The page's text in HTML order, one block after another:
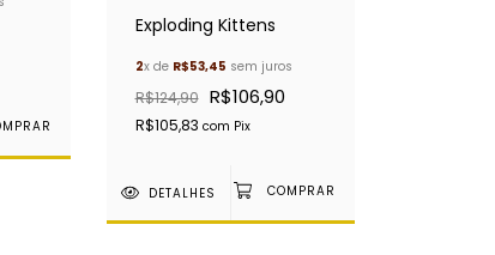
Exploding Kittens
2x de R$53,45 sem juros
R$124,90 R$106,90
R$105,83 com Pix
DETALHES